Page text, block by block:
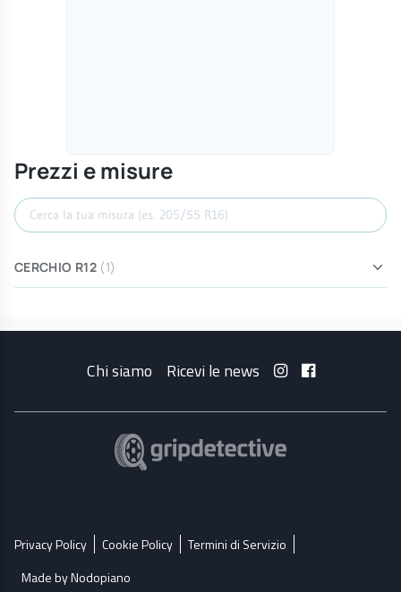
Prezzi e misure
Cerca misura
CERCHIO R12 (1)
Chi siamo Ricevi le news
Privacy Policy Cookie Policy
Termini di Servizio
Made by Nodopiano